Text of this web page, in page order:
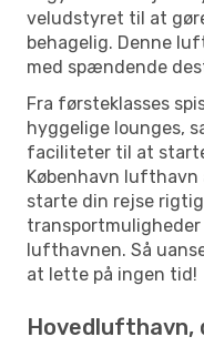
veludstyret til at
behagelig. Denne
med spændende
Fra førsteklasses
hyggelige lounges,
faciliteter til at
København
starte din rejse
lufthavnen. Så
at lette på ingen tid!
Hovedlufthavn,